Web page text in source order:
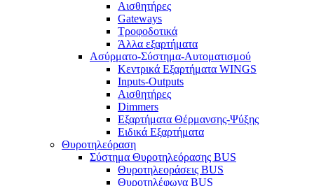
Αισθητήρες
Gateways
Τροφοδοτικά
Άλλα εξαρτήματα
Ασύρματο-Σύστημα-Αυτοματισμού
Κεντρικά Εξαρτήματα WINGS
Inputs-Outputs
Αισθητήρες
Dimmers
Εξαρτήματα Θέρμανσης-Ψύξης
Ειδικά Εξαρτήματα
Θυροτηλεόραση
Σύστημα Θυροτηλεόρασης BUS
Θυροτηλεοράσεις BUS
Θυροτηλέφωνα BUS